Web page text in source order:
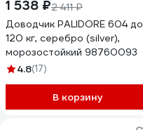
1 538 ₽2 411 ₽
Доводчик PALIDORE 604 до
120 кг, серебро (silver),
морозостойкий 98760093
4.8(17)
В корзину